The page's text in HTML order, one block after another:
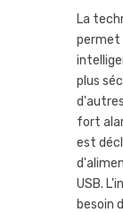
La
permet
plus
fort
est
USB.
besoin